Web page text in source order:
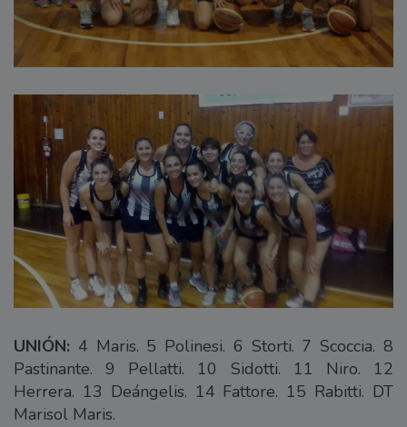
UNIÓN: 4 Maris. 5 Polinesi. 6 Storti. 7 Scoccia. 8
Pastinante. 9 Pellatti. 10 Sidotti. 11 Niro. 12
Herrera. 13 Deángelis. 14 Fattore. 15 Rabitti. DT
Marisol Maris.